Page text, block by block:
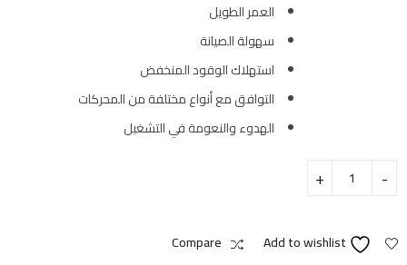
العمر الطويل
سهولة الصيانة
استهلاك الوقود المنخفض
التوافق مع أنواع مختلفة من المحركات
الهدوء والنعومة في التشغيل
Add to wishlist
Compare